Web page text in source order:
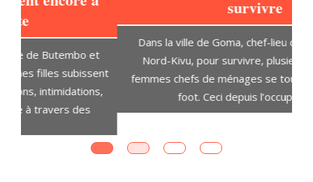
Dans la ville de Goma, chef-lieu de la province du
Nord-Kivu, pour survivre, plusieurs hommes et
femmes chefs de ménages se tournent vers le pari
foot. Ceci depuis l’occupation de